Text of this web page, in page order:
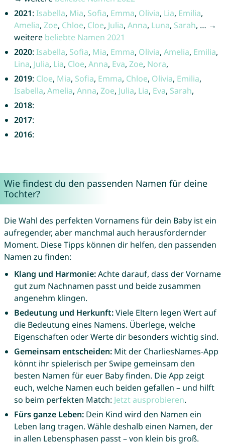
2021: Isabella, Mia, Sofia, Emma, Olivia, Lia, Emilia,
Amelia, Zoe, Chloe, Cloe, Julia, Anna, Luna, Sarah, … →
weitere beliebte Namen 2021
2020: Isabella, Sofia, Mia, Emma, Olivia, Amelia, Emilia,
Lina, Julia, Lia, Cloe, Anna, Eva, Zoe, Nora,
2019: Cloe, Mia, Sofia, Emma, Chloe, Olivia, Emilia,
Isabella, Amelia, Anna, Zoe, Julia, Lia, Eva, Sarah,
2018:
2017:
2016:
Wie findest du den passenden Namen für deine
Tochter?
Die Wahl des perfekten Vornamens für dein Baby ist ein
aufregender, aber manchmal auch herausfordernder
Moment. Diese Tipps können dir helfen, den passenden
Namen zu finden:
Klang und Harmonie:Achte darauf, dass der Vorname
gut zum Nachnamen passt und beide zusammen
angenehm klingen.
Bedeutung und Herkunft:Viele Eltern legen Wert auf
die Bedeutung eines Namens. Überlege, welche
Eigenschaften oder Werte dir besonders wichtig sind.
Gemeinsam entscheiden:Mit der CharliesNames-App
könnt ihr spielerisch per Swipe gemeinsam den
besten Namen für euer Baby finden. Die App zeigt
euch, welche Namen euch beiden gefallen – und hilft
so beim perfekten Match: Jetzt ausprobieren.
Fürs ganze Leben:Dein Kind wird den Namen ein
Leben lang tragen. Wähle deshalb einen Namen, der
in allen Lebensphasen passt – von klein bis groß.